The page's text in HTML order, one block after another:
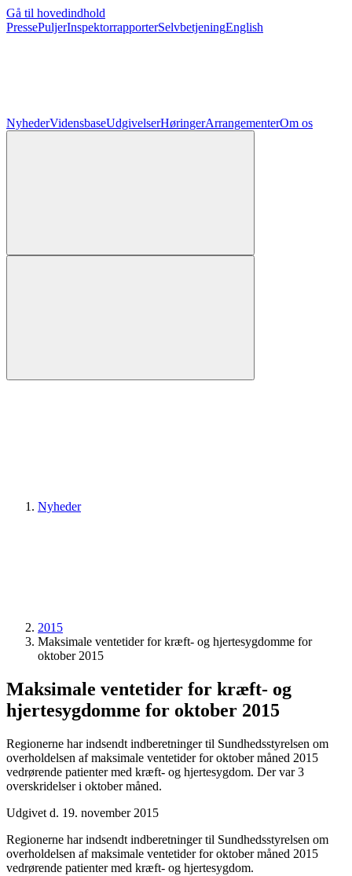
Gå til hovedindhold
PressePuljerInspektorrapporterSelvbetjeningEnglish
NyhederVidensbaseUdgivelserHøringerArrangementerOm os
Nyheder
2015
Maksimale ventetider for kræft- og hjertesygdomme for
oktober 2015
Maksimale ventetider for kræft- og
hjertesygdomme for oktober 2015
Regionerne har indsendt indberetninger til Sundhedsstyrelsen om
overholdelsen af maksimale ventetider for oktober måned 2015
vedrørende patienter med kræft- og hjertesygdom. Der var 3
overskridelser i oktober måned.
Udgivet d. 19. november 2015
Regionerne har indsendt indberetninger til Sundhedsstyrelsen om
overholdelsen af maksimale ventetider for oktober måned 2015
vedrørende patienter med kræft- og hjertesygdom.